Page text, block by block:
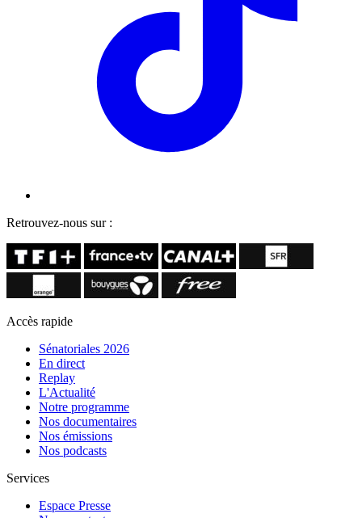
Retrouvez-nous sur :
Accès rapide
Sénatoriales 2026
En direct
Replay
L'Actualité
Notre programme
Nos documentaires
Nos émissions
Nos podcasts
Services
Espace Presse